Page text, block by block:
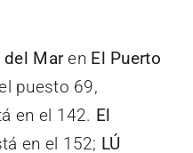
del Maren El Puerto
puesto 69,
en el 142. El
en el 152; LÚ